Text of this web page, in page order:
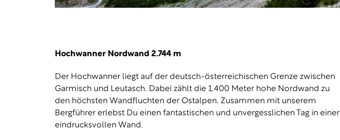
Hochwanner Nordwand 2.744 m
Der Hochwanner liegt auf der deutsch-österreichischen Grenze zwischen
Garmisch und Leutasch. Dabei zählt die 1.400 Meter hohe Nordwand zu
den höchsten Wandfluchten der Ostalpen. Zusammen mit unserem
Bergführer erlebst Du einen fantastischen und unvergesslichen Tag in einer
eindrucksvollen Wand.